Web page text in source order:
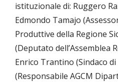
istituzionale di: Ruggero
Edmondo Tamajo
Produttive della Regione
(Deputato dell’Assemblea
Enrico Trantino (Sindaco
(Responsabile AGCM